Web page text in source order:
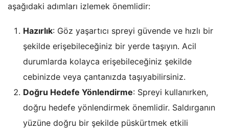
aşağıdaki adımları izlemek önemlidir:
Hazırlık: Göz yaşartıcı spreyi güvende ve hızlı bir
şekilde erişebileceğiniz bir yerde taşıyın. Acil
durumlarda kolayca erişebileceğiniz şekilde
cebinizde veya çantanızda taşıyabilirsiniz.
Doğru Hedefe Yönlendirme: Spreyi kullanırken,
doğru hedefe yönlendirmek önemlidir. Saldırganın
yüzüne doğru bir şekilde püskürtmek etkili